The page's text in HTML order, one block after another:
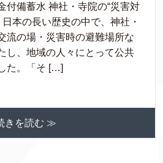
付備蓄水 神社・寺院の“災害対
本の長い歴史の中で、神社・
流の場・災害時の避難場所な
し、地域の人々にとって公共
た。「そ […]
きを読む ≫